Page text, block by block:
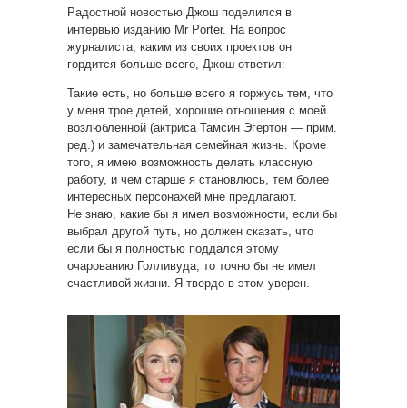
Радостной новостью Джош поделился в
интервью изданию Mr Porter. На вопрос
журналиста, каким из своих проектов он
гордится больше всего, Джош ответил:
Такие есть, но больше всего я горжусь тем, что
у меня трое детей, хорошие отношения с моей
возлюбленной (актриса Тамсин Эгертон — прим.
ред.) и замечательная семейная жизнь. Кроме
того, я имею возможность делать классную
работу, и чем старше я становлюсь, тем более
интересных персонажей мне предлагают.
Не знаю, какие бы я имел возможности, если бы
выбрал другой путь, но должен сказать, что
если бы я полностью поддался этому
очарованию Голливуда, то точно бы не имел
счастливой жизни. Я твердо в этом уверен.